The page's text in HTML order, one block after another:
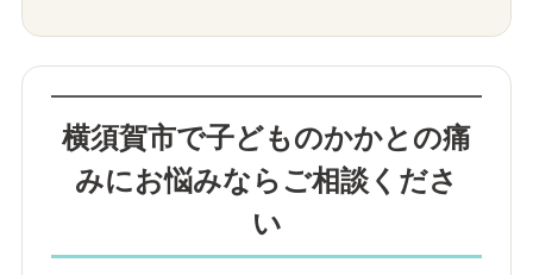
横須賀市で子どものかかとの痛
みにお悩みならご相談くださ
い